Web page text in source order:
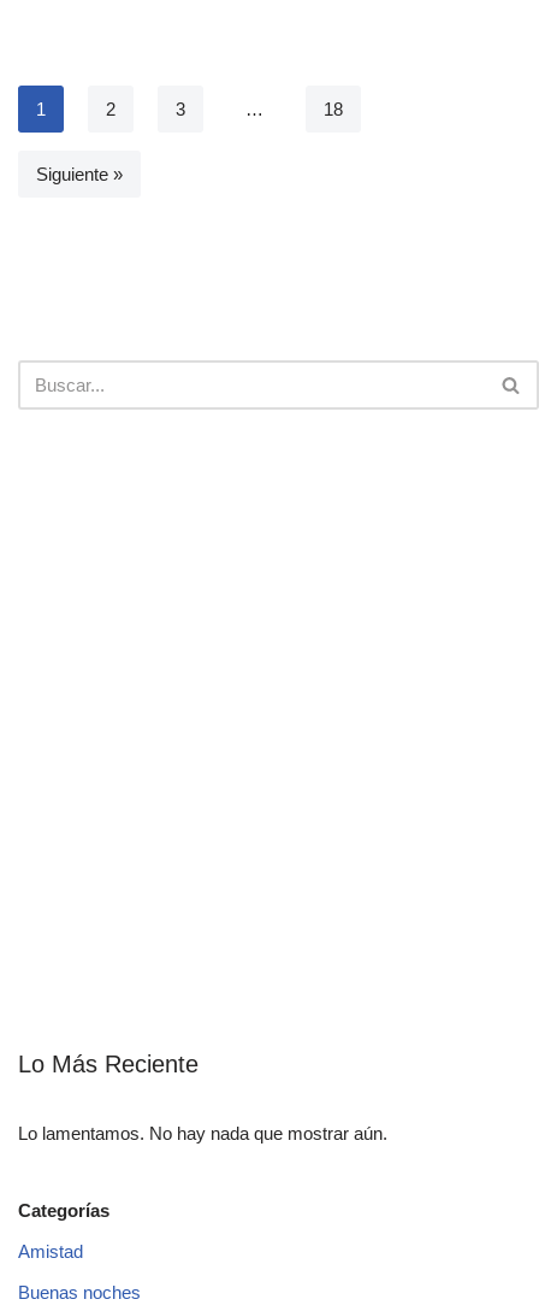
1 2 3 … 18
Siguiente »
Lo Más Reciente
Lo lamentamos. No hay nada que mostrar aún.
Categorías
Amistad
Buenas noches